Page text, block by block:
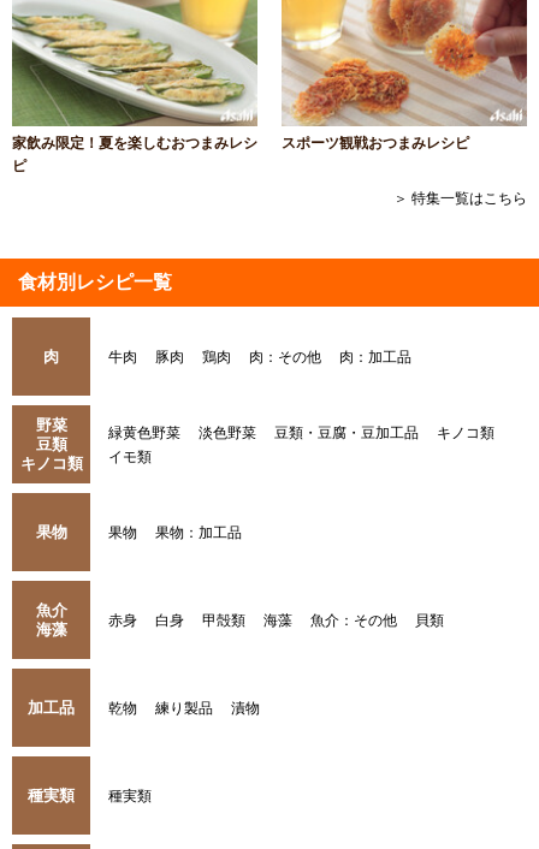
家飲み限定！夏を楽しむおつまみレシ
ピ
スポーツ観戦おつまみレシピ
＞ 特集一覧はこちら
食材別レシピ一覧
肉 牛肉 豚肉 鶏肉 肉：その他 肉：加工品
野菜
豆類
キノコ類
緑黄色野菜 淡色野菜 豆類・豆腐・豆加工品
キノコ類
イモ類
果物 果物 果物：加工品
魚介
海藻
赤身 白身 甲殻類 海藻 魚介：その他 貝類
加工品 乾物 練り製品 漬物
種実類 種実類